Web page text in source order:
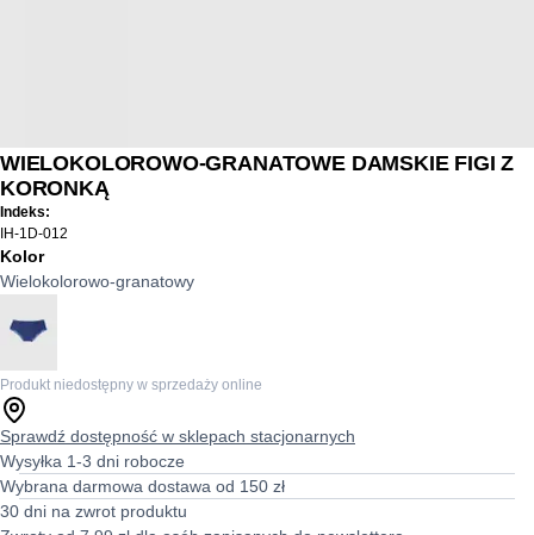
WIELOKOLOROWO-GRANATOWE DAMSKIE FIGI Z
KORONKĄ
Indeks:
IH-1D-012
Kolor
Wielokolorowo-granatowy
Produkt niedostępny w sprzedaży online
Sprawdź dostępność w sklepach stacjonarnych
Wysyłka 1-3 dni robocze
Wybrana darmowa dostawa od 150 zł
30 dni na zwrot produktu